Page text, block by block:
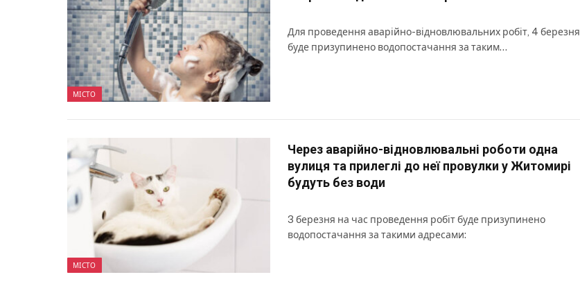
МІСТО
Для проведення аварійно-відновлювальних робіт, 4 березня
буде призупинено водопостачання за таким…
МІСТО
Через аварійно-відновлювальні роботи одна
вулиця та прилеглі до неї провулки у Житомирі
будуть без води
3 березня на час проведення робіт буде призупинено
водопостачання за такими адресами: